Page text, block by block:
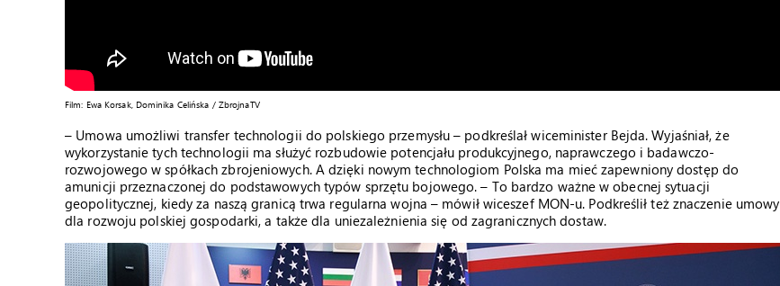
Film: Ewa Korsak, Dominika Celińska / ZbrojnaTV
– Umowa umożliwi transfer technologii do polskiego przemysłu – podkreślał wiceminister Bejda. Wyjaśniał, że
wykorzystanie tych technologii ma służyć rozbudowie potencjału produkcyjnego, naprawczego i badawczo-
rozwojowego w spółkach zbrojeniowych. A dzięki nowym technologiom Polska ma mieć zapewniony dostęp do
amunicji przeznaczonej do podstawowych typów sprzętu bojowego. – To bardzo ważne w obecnej sytuacji
geopolitycznej, kiedy za naszą granicą trwa regularna wojna – mówił wiceszef MON-u. Podkreślił też znaczenie umowy
dla rozwoju polskiej gospodarki, a także dla uniezależnienia się od zagranicznych dostaw.